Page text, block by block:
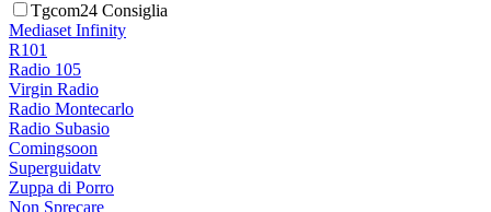
Tgcom24 Consiglia
Mediaset Infinity
R101
Radio 105
Virgin Radio
Radio Montecarlo
Radio Subasio
Comingsoon
Superguidatv
Zuppa di Porro
Non Sprecare